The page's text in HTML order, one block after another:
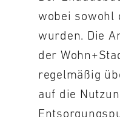
wobei sowohl
wurden. Die
der
regelmäßig
auf die